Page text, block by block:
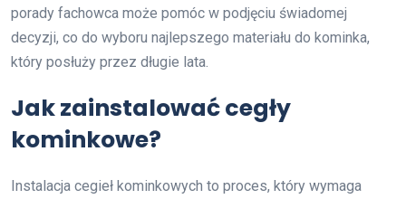
porady fachowca może pomóc w podjęciu świadomej
decyzji, co do wyboru najlepszego materiału do kominka,
który posłuży przez długie lata.
Jak zainstalować cegły
kominkowe?
Instalacja cegieł kominkowych to proces, który wymaga